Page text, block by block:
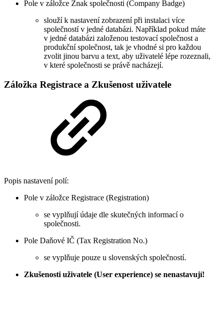
Pole v záložce Znak společnosti (Company Badge)
slouží k nastavení zobrazení při instalaci více
společností v jedné databázi. Například pokud máte
v jedné databázi založenou testovací společnost a
produkční společnost, tak je vhodné si pro každou
zvolit jinou barvu a text, aby uživatelé lépe rozeznali,
v které společnosti se právě nacházejí.
Záložka Registrace a Zkušenost uživatele
Popis nastavení polí:
Pole v záložce Registrace (Registration)
se vyplňují údaje dle skutečných informací o
společnosti.
Pole Daňové IČ (Tax Registration No.)
se vyplňuje pouze u slovenských společností.
Zkušenosti uživatele (User experience) se nenastavují!